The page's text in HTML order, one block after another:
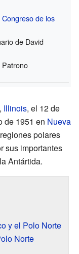
de los
de David
Patrono
, Illinois, el 12 de
de 1951 en Nueva
polares
sus importantes
Antártida.
y el Polo Norte
Norte